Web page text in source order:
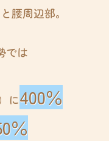
腰周辺部。
では
に400％
％